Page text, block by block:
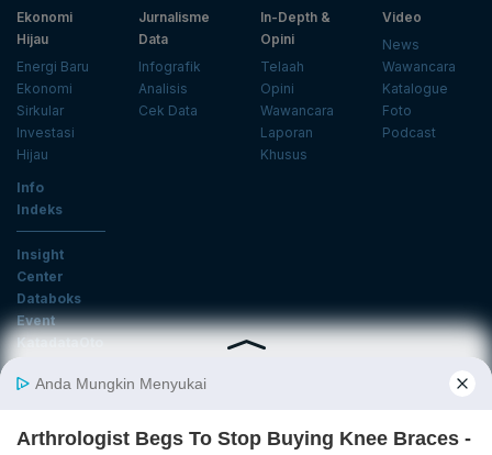
Ekonomi
Hijau
Energi Baru
Ekonomi
Sirkular
Investasi
Hijau
Jurnalisme
Data
Infografik
Analisis
Cek Data
In-Depth &
Opini
Telaah
Opini
Wawancara
Laporan
Khusus
Video
News
Wawancara
Katalogue
Foto
Podcast
Info
Indeks
Insight
Center
Databoks
Event
KatadataOto
Email
Daftar